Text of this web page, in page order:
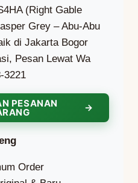
(Right Gable
Grey – Abu-Abu
di Jakarta Bogor
Pesan Lewat Wa
3221
PESANAN
Order